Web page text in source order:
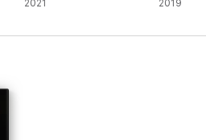
2021 2019